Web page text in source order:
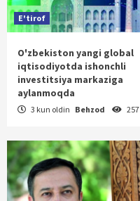
E'tirof
O'zbekiston yangi global
iqtisodiyotda ishonchli
investitsiya markaziga
aylanmoqda
3 kun oldin Behzod 257